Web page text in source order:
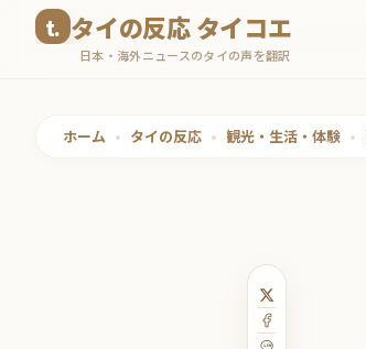
タイの反応 タイコエ
日本・海外ニュースのタイの声を翻訳
ホーム • タイの反応 • 観光・生活・体験 •